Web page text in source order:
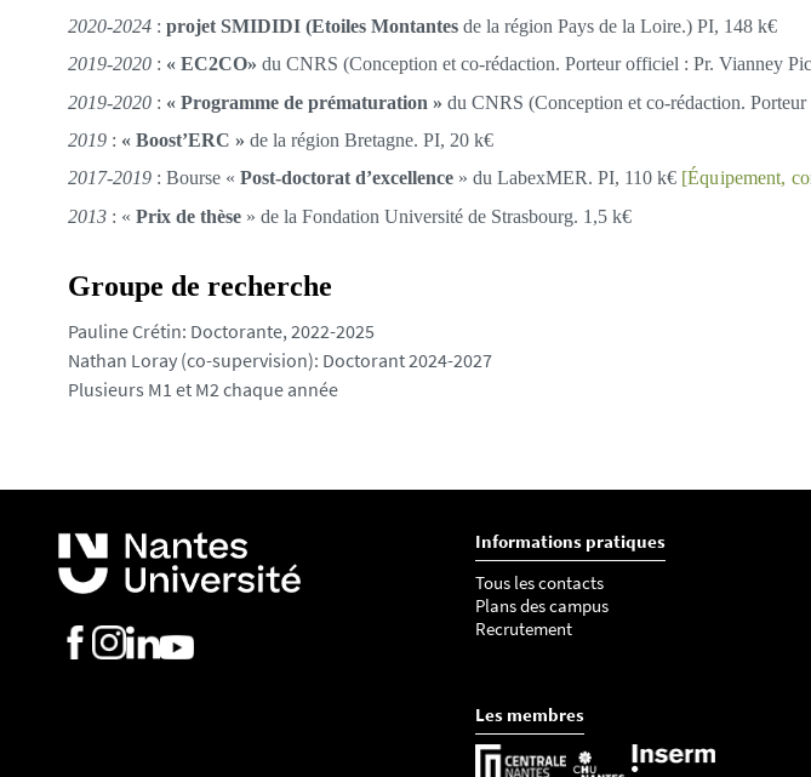
2020-2024 : projet SMIDIDI (Etoiles Montantes de la région Pays de la Loire.) PI, 148 k€
2019-2020 : « EC2CO» du CNRS (Conception et co-rédaction. Porteur officiel : Pr. Vianney
2019-2020 : « Programme de prématuration » du CNRS (Conception et co-rédaction.
2019 : « Boost’ERC » de la région Bretagne. PI, 20 k€
2017-2019 : Bourse « Post-doctorat d’excellence » du LabexMER. PI, 110 k€ [Équipement,
2013 : « Prix de thèse » de la Fondation Université de Strasbourg. 1,5 k€
Groupe de recherche
Pauline Crétin: Doctorante, 2022-2025
Nathan Loray (co-supervision): Doctorant 2024-2027
Plusieurs M1 et M2 chaque année
Informations pratiques
Tous les contacts
Plans des campus
Recrutement
Les membres